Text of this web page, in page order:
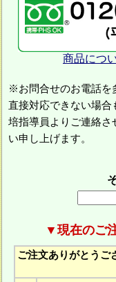
商品につ
※お問合せのお電話を
直接対応できない場合
培指導員よりご連絡さ
い申し上げます。
▼現在のご